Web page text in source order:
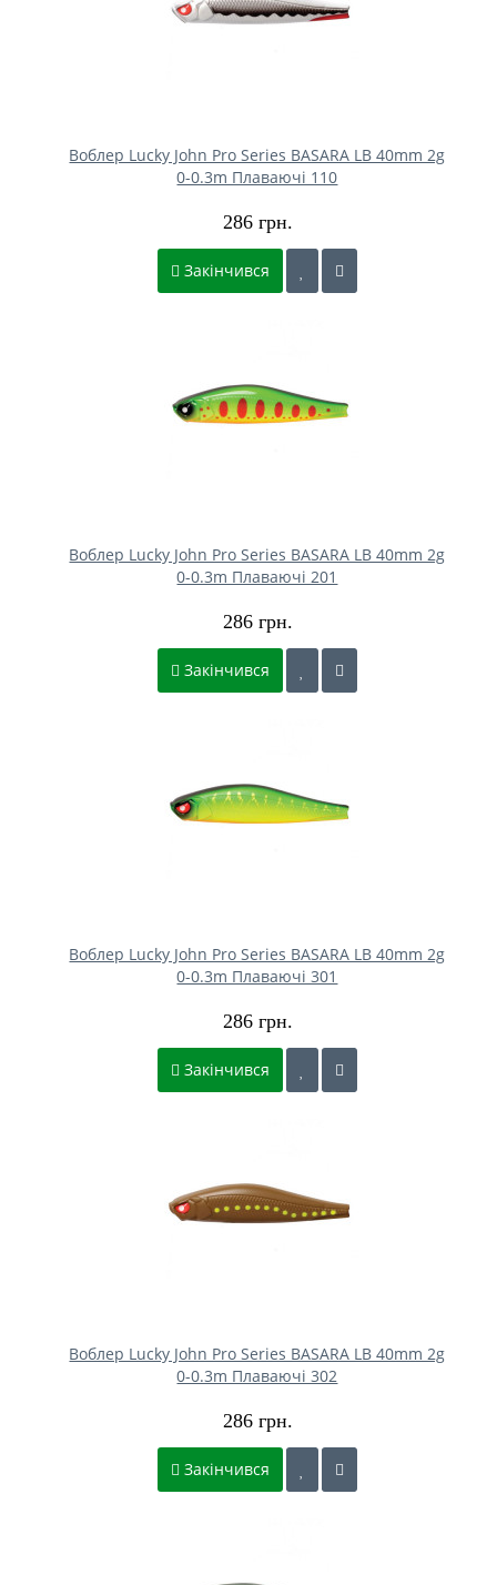
Воблер Lucky John Pro Series BASARA LB 40mm 2g
0-0.3m Плаваючі 110
286 грн.
Закінчився
Воблер Lucky John Pro Series BASARA LB 40mm 2g
0-0.3m Плаваючі 201
286 грн.
Закінчився
Воблер Lucky John Pro Series BASARA LB 40mm 2g
0-0.3m Плаваючі 301
286 грн.
Закінчився
Воблер Lucky John Pro Series BASARA LB 40mm 2g
0-0.3m Плаваючі 302
286 грн.
Закінчився